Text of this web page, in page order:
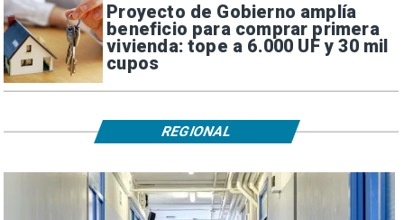
Proyecto de Gobierno amplía
beneficio para comprar primera
vivienda: tope a 6.000 UF y 30 mil
cupos
REGIONAL